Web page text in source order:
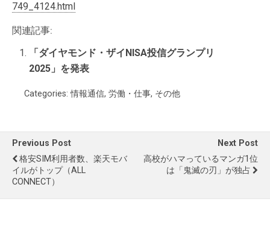
749_4124.html
関連記事:
「ダイヤモンド・ザイNISA投信グランプリ
2025」を発表
Categories:情報通信, 労働・仕事, その他
Previous Post
格安SIM利用者数、楽天モバ
イルがトップ（ALL
CONNECT）
Next Post
高校がハマっているマンガ1位
は「鬼滅の刃」が独占